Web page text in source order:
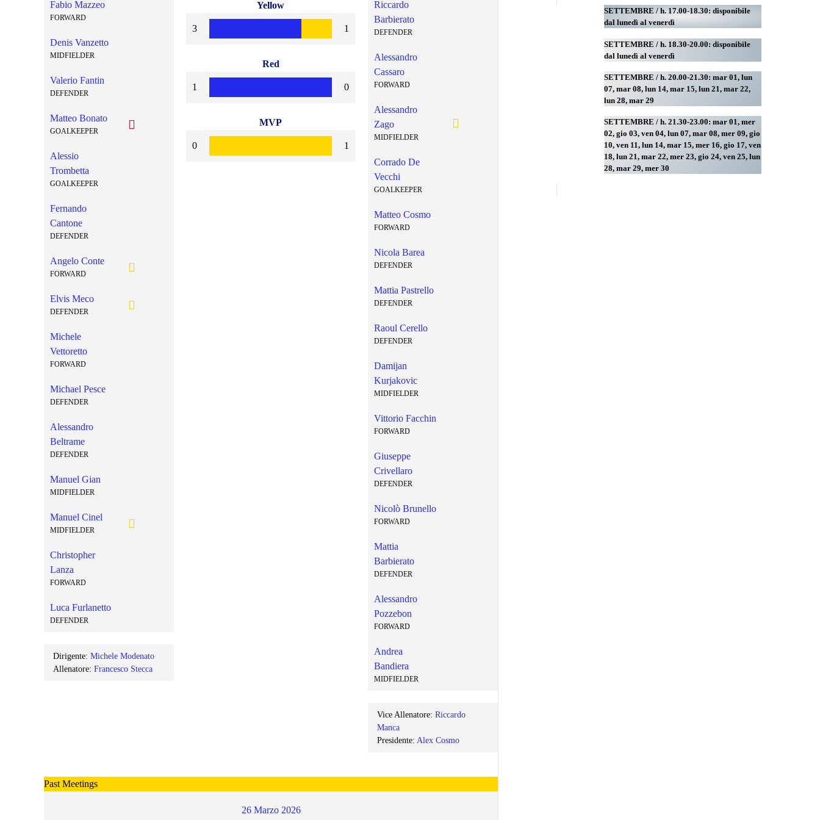
Fabio Mazzeo
FORWARD
Denis Vanzetto
MIDFIELDER
Valerio Fantin
DEFENDER
Matteo Bonato
GOALKEEPER
Alessio
Trombetta
GOALKEEPER
Fernando
Cantone
DEFENDER
Angelo Conte
FORWARD
Elvis Meco
DEFENDER
Michele
Vettoretto
FORWARD
Michael Pesce
DEFENDER
Alessandro
Beltrame
DEFENDER
Manuel Gian
MIDFIELDER
Manuel Cinel
MIDFIELDER
Christopher
Lanza
FORWARD
Luca Furlanetto
DEFENDER
Dirigente: Michele Modenato
Allenatore: Francesco Stecca
Riccardo
Barbierato
DEFENDER
Alessandro
Cassaro
FORWARD
Alessandro
Zago
MIDFIELDER
Corrado De
Vecchi
GOALKEEPER
Matteo Cosmo
FORWARD
Nicola Barea
DEFENDER
Mattia Pastrello
DEFENDER
Raoul Cerello
DEFENDER
Damijan
Kurjakovic
MIDFIELDER
Vittorio Facchin
FORWARD
Giuseppe
Crivellaro
DEFENDER
Nicolò Brunello
FORWARD
Mattia
Barbierato
DEFENDER
Alessandro
Pozzebon
FORWARD
Andrea
Bandiera
MIDFIELDER
Vice Allenatore: Riccardo
Manca
Presidente: Alex Cosmo
Yellow
3 1
Red
1 0
MVP
0 1
Past Meetings
26 Marzo 2026
SETTEMBRE / h. 17.00-18.30: disponibile
dal lunedì al venerdì
SETTEMBRE / h. 18.30-20.00: disponibile
dal lunedì al venerdì
SETTEMBRE / h. 20.00-21.30: mar 01, lun
07, mar 08, lun 14, mar 15, lun 21, mar 22,
lun 28, mar 29
SETTEMBRE / h. 21.30-23.00:mar 01, mer
02, gio 03, ven 04, lun 07, mar 08, mer 09, gio
10, ven 11, lun 14, mar 15, mer 16, gio 17, ven
18, lun 21, mar 22, mer 23, gio 24, ven 25, lun
28, mar 29, mer 30